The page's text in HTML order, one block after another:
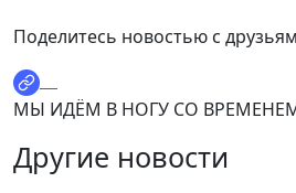
Поделитесь новостью с
МЫ ИДЁМ В НОГУ СО
Другие новости